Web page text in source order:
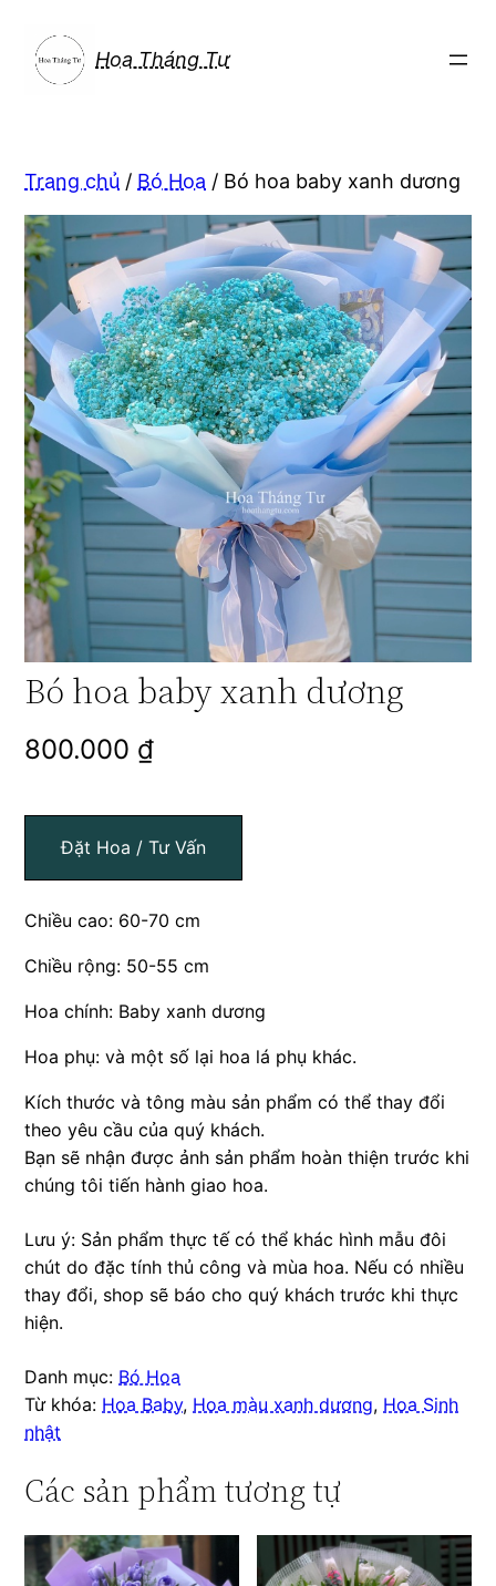
phần
Hoa Tháng Tư
Trang chủ / Bó Hoa / Bó hoa baby xanh dương
Bó hoa baby xanh dương
800.000 ₫
Đặt Hoa / Tư Vấn
Chiều cao: 60-70 cm
Chiều rộng: 50-55 cm
Hoa chính: Baby xanh dương
Hoa phụ: và một số lại hoa lá phụ khác.
Kích thước và tông màu sản phẩm có thể thay đổi
theo yêu cầu của quý khách.
Bạn sẽ nhận được ảnh sản phẩm hoàn thiện trước khi
chúng tôi tiến hành giao hoa.
Lưu ý: Sản phẩm thực tế có thể khác hình mẫu đôi
chút do đặc tính thủ công và mùa hoa. Nếu có nhiều
thay đổi, shop sẽ báo cho quý khách trước khi thực
hiện.
Danh mục: Bó Hoa
Từ khóa: Hoa Baby, Hoa màu xanh dương, Hoa Sinh
nhật
Các sản phẩm tương tự